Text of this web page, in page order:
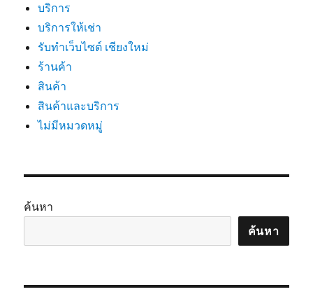
บริการ
บริการให้เช่า
รับทำเว็บไซต์ เชียงใหม่
ร้านค้า
สินค้า
สินค้าและบริการ
ไม่มีหมวดหมู่
ค้นหา
ค้นหา